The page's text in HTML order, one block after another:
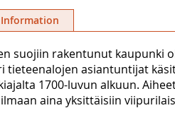
suojiin rakentunut kaupunki
tieteenalojen asiantuntijat
1700-luvun alkuun.
aina yksittäisiin